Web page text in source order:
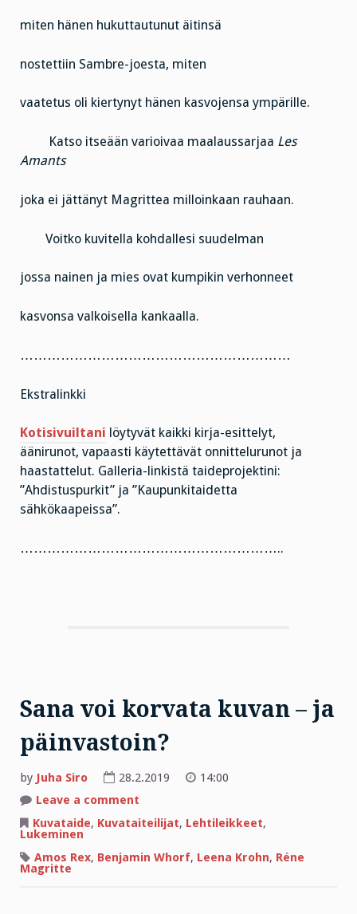
miten hänen hukuttautunut äitinsä
nostettiin Sambre-joesta, miten
vaatetus oli kiertynyt hänen kasvojensa ympärille.
Katso itseään varioivaa maalaussarjaa Les
Amants
joka ei jättänyt Magrittea milloinkaan rauhaan.
Voitko kuvitella kohdallesi suudelman
jossa nainen ja mies ovat kumpikin verhonneet
kasvonsa valkoisella kankaalla.
……………………………………………………
Ekstralinkki
Kotisivuiltani löytyvät kaikki kirja-esittelyt,
äänirunot, vapaasti käytettävät onnittelurunot ja
haastattelut. Galleria-linkistä taideprojektini:
”Ahdistuspurkit” ja ”Kaupunkitaidetta
sähkökaapeissa”.
…………………………………………………..
Sana voi korvata kuvan – ja
päinvastoin?
by Juha Siro 28.2.2019
14:00
Leave a comment
voi
korvata
–
Kuvataide, Kuvataiteilijat, Lehtileikkeet,
Lukeminen
Amos Rex, Benjamin Whorf, Leena Krohn, Réne
Magritte